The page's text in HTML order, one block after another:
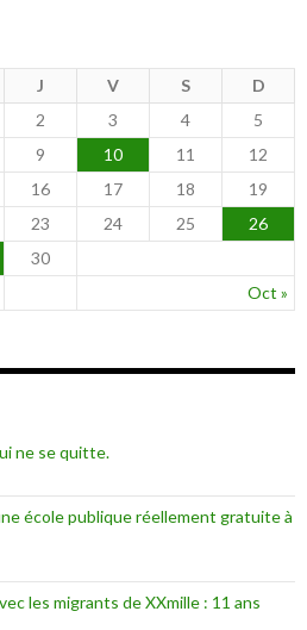
J V S D
Oct »
2 3 4
5
9 10 11
12
16 17 18
19
23 24 25
26
30
ne se quitte.
école publique réellement gratuite à
les migrants de XXmille : 11 ans